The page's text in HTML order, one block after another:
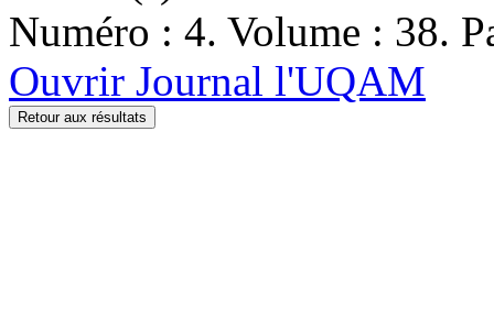
Numéro : 4. Volume : 38.
Ouvrir Journal l'UQAM
Retour aux résultats